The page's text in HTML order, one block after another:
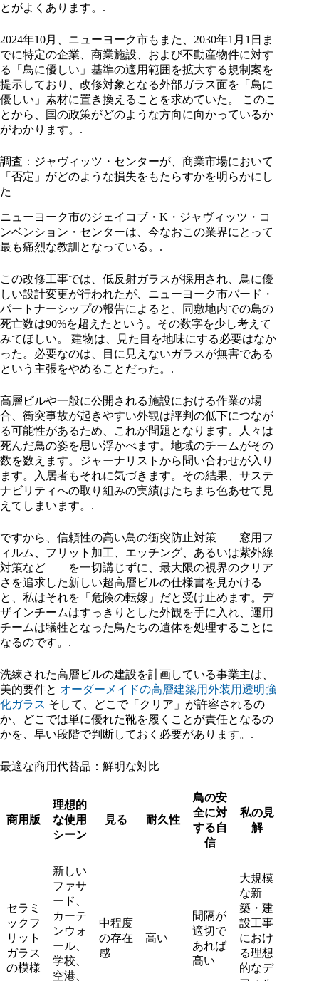
とがよくあります。.
2024年10月、ニューヨーク市もまた、2030年1月1日ま
でに特定の企業、商業施設、および不動産物件に対す
る「鳥に優しい」基準の適用範囲を拡大する規制案を
提示しており、改修対象となる外部ガラス面を「鳥に
優しい」素材に置き換えることを求めていた。 このこ
とから、国の政策がどのような方向に向かっているか
がわかります。.
調査：ジャヴィッツ・センターが、商業市場において
「否定」がどのような損失をもたらすかを明らかにし
た
ニューヨーク市のジェイコブ・K・ジャヴィッツ・コ
ンベンション・センターは、今なおこの業界にとって
最も痛烈な教訓となっている。.
この改修工事では、低反射ガラスが採用され、鳥に優
しい設計変更が行われたが、ニューヨーク市バード・
パートナーシップの報告によると、同敷地内での鳥の
死亡数は90%を超えたという。その数字を少し考えて
みてほしい。 建物は、見た目を地味にする必要はなか
った。必要なのは、目に見えないガラスが無害である
という主張をやめることだった。.
高層ビルや一般に公開される施設における作業の場
合、衝突事故が起きやすい外観は評判の低下につなが
る可能性があるため、これが問題となります。人々は
死んだ鳥の姿を思い浮かべます。地域のチームがその
数を数えます。ジャーナリストから問い合わせが入り
ます。入居者もそれに気づきます。その結果、サステ
ナビリティへの取り組みの実績はたちまち色あせて見
えてしまいます。.
ですから、信頼性の高い鳥の衝突防止対策――窓用フ
ィルム、フリット加工、エッチング、あるいは紫外線
対策など――を一切講じずに、最大限の視界のクリア
さを追求した新しい超高層ビルの仕様書を見かける
と、私はそれを「危険の転嫁」だと受け止めます。デ
ザインチームはすっきりとした外観を手に入れ、運用
チームは犠牲となった鳥たちの遺体を処理することに
なるのです。.
洗練された高層ビルの建設を計画している事業主は、
美的要件と オーダーメイドの高層建築用外装用透明強
化ガラス そして、どこで「クリア」が許容されるの
か、どこでは単に優れた靴を履くことが責任となるの
かを、早い段階で判断しておく必要があります。.
最適な商用代替品：鮮明な対比
商用版
理想的
な使用
シーン
見る 耐久性
鳥の安
全に対
する自
信
私の見
解
セラミ
ックフ
リット
ガラス
の模様
新しい
ファサ
ード、
カーテ
ンウォ
ール、
学校、
空港、
中程度
の存在
感
高い
間隔が
適切で
あれば
高い
大規模
な新
築・建
設工事
におけ
る理想
的なデ